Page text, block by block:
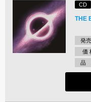
CD
THE
発
価
品